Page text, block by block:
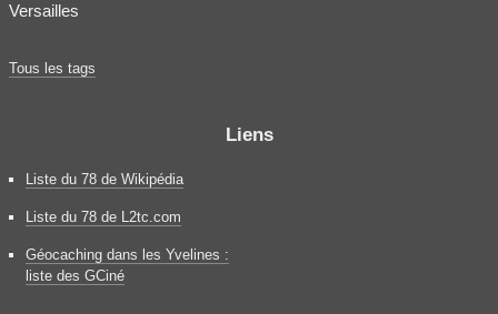
Versailles
Tous les tags
Liens
Liste du 78 de Wikipédia
Liste du 78 de L2tc.com
Géocaching dans les Yvelines :
liste des GCiné